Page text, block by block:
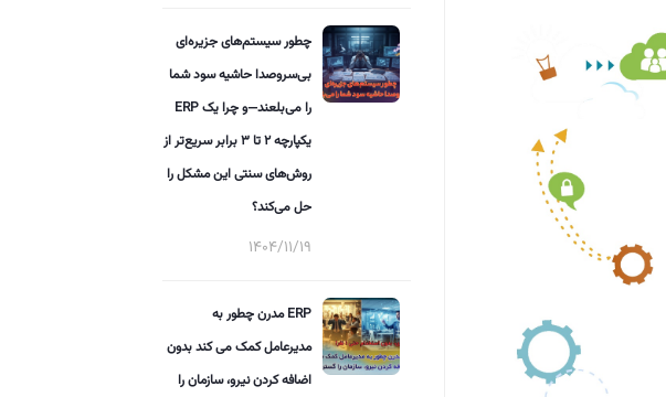
چطور سیستم‌های جزیره‌ای
بی‌سروصدا حاشیه سود شما
را می‌بلعند—و چرا یک ERP
یکپارچه ۲ تا ۳ برابر سریع‌تر از
روش‌های سنتی این مشکل را
حل می‌کند؟
1404/11/19
ERP مدرن چطور به
مدیرعامل کمک می کند بدون
اضافه کردن نیرو، سازمان را